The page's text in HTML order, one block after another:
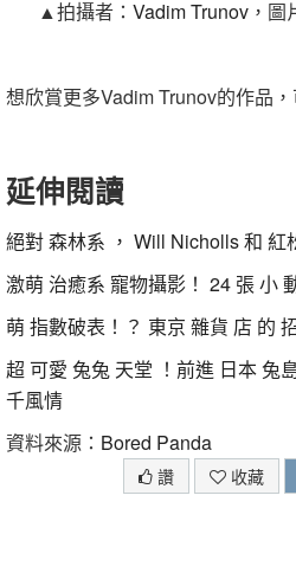
▲拍攝者： Vadim Trunov ， 圖
想欣賞更多Vadim Trunov的作品
延伸閱讀
絕對 森林系 ， Will Nicholls 和 紅
激萌 治癒系 寵物攝影！ 24 張 小
萌 指數破表！？ 東京 雜貨 店 的
超 可愛 兔兔 天堂 ！前進 日本 兔
千風情
資料來源： Bored Panda
讚 收藏